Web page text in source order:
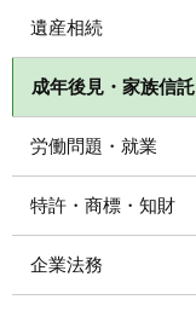
遺産相続
成年後見・家族信託
労働問題・就業
特許・商標・知財
企業法務